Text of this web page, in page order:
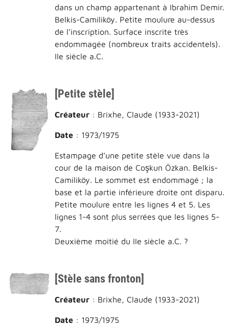
dans un champ appartenant à Ibrahim Demir.
Belkis-Camiliköy. Petite moulure au-dessus
de l’inscription. Surface inscrite très
endommagée (nombreux traits accidentels).
IIe siècle a.C.
[Petite stèle]
Créateur : Brixhe, Claude (1933-2021)
Date : 1973/1975
Estampage d’une petite stèle vue dans la
cour de la maison de Coşkun Özkan. Belkis-
Camiliköy. Le sommet est endommagé ; la
base et la partie inférieure droite ont disparu.
Petite moulure entre les lignes 4 et 5. Les
lignes 1-4 sont plus serrées que les lignes 5-
7.
Deuxième moitié du IIe siècle a.C. ?
[Stèle sans fronton]
Créateur : Brixhe, Claude (1933-2021)
Date : 1973/1975